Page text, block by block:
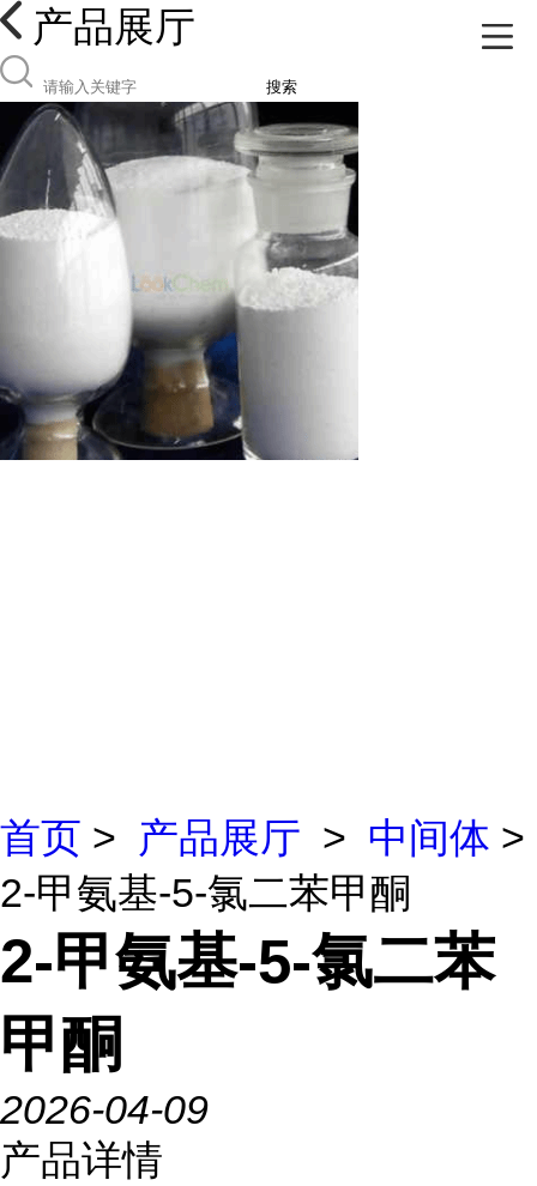
产品展厅
搜索
首页 > 产品展厅 > 中间体 >
2-甲氨基-5-氯二苯甲酮
2-甲氨基-5-氯二苯
甲酮
2026-04-09
产品详情